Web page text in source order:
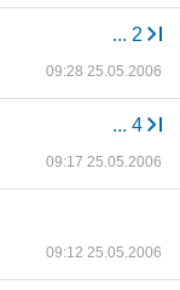
... 2
09:28 25.05.2006
... 4
09:17 25.05.2006
09:12 25.05.2006